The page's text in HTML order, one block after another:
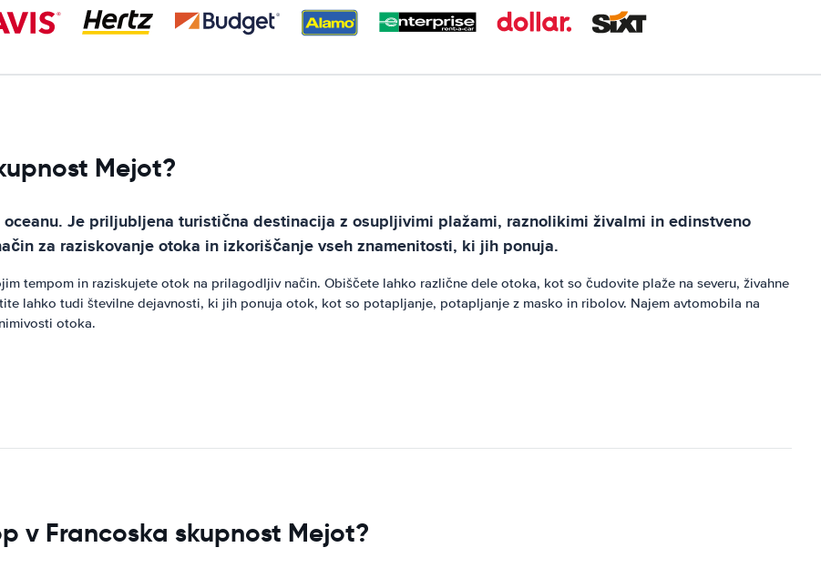
Mejot?
Je priljubljena turistična destinacija z osupljivimi plažami, raznolikimi živalmi in edinstveno
za raziskovanje otoka in izkoriščanje vseh znamenitosti, ki jih ponuja.
tempom in raziskujete otok na prilagodljiv način. Obiščete lahko različne dele otoka, kot so čudovite plaže na severu, živahne
lahko tudi številne dejavnosti, ki jih ponuja otok, kot so potapljanje, potapljanje z masko in ribolov. Najem avtomobila na
otoka.
v Francoska skupnost Mejot?